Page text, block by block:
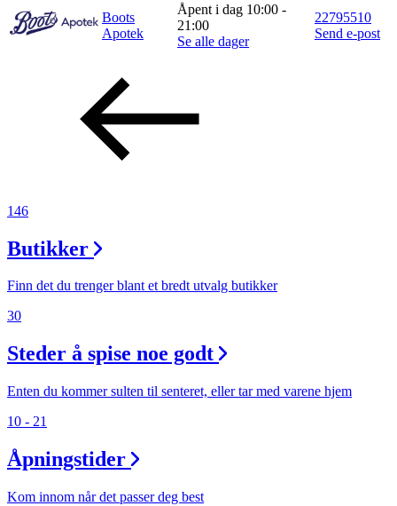
Boots
Apotek
Åpent i dag 10:00 -
21:00
Se alle dager
22795510
Send e-post
146
Butikker
Finn det du trenger blant et bredt utvalg butikker
30
Steder å spise noe godt
Enten du kommer sulten til senteret, eller tar med varene hjem
10 - 21
Åpningstider
Kom innom når det passer deg best